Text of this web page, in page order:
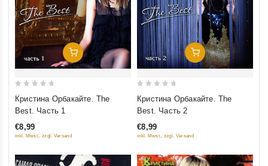
Добавить В Корзину
out
5
Кристина Орбакайте. The
Best. Часть 1
€8,99
inkl. Mwst., zzgl. Versand
Добавить В Корзину
out
5
Кристина Орбакайте. The
Best. Часть 2
€8,99
inkl. Mwst., zzgl. Versand